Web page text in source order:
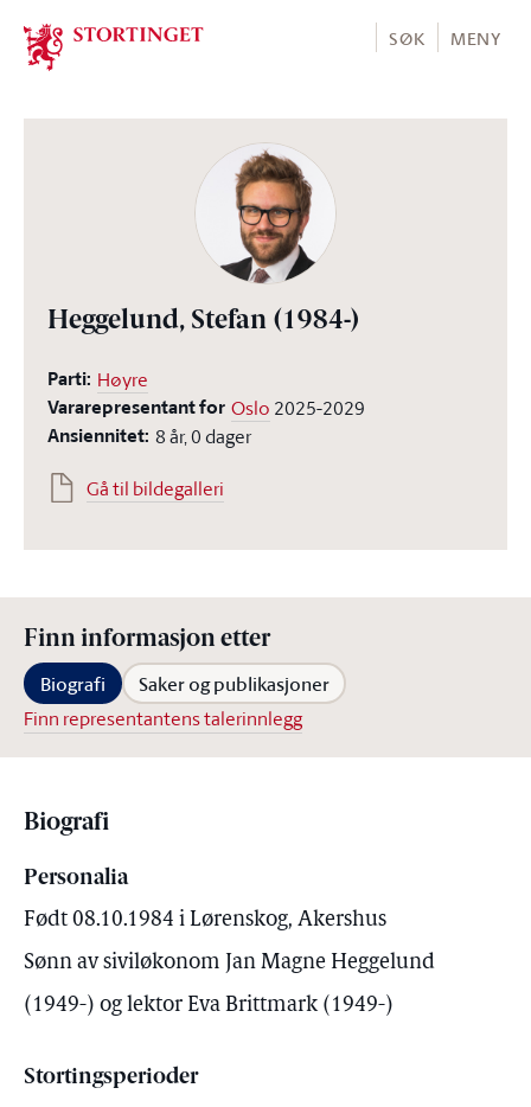
Stortinget.no
SØK MENY
Heggelund, Stefan (1984-)
Parti: Høyre
Vararepresentant for Oslo 2025-2029
Ansiennitet: 8 år, 0 dager
Gå til bildegalleri
Finn informasjon etter
Biografi Saker og publikasjoner
Finn representantens talerinnlegg
Biografi
Personalia
Født 08.10.1984 i Lørenskog, Akershus
Sønn av siviløkonom Jan Magne Heggelund
(1949-) og lektor Eva Brittmark (1949-)
Stortingsperioder